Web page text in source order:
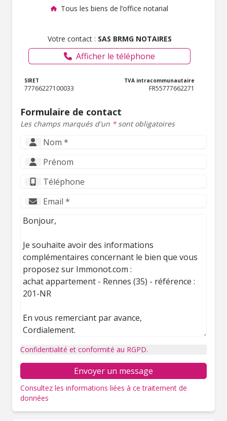
Tous les biens de l’office notarial
Votre contact : SAS BRMG NOTAIRES
Afficher le téléphone
SIRET
77766227100033
TVA intracommunautaire
FR55777662271
Formulaire de contact
Les champs marqués d'un *sont obligatoires
Confidentialité et conformité au RGPD.
Envoyer un message
Consultez les informations liées à ce traitement de
données